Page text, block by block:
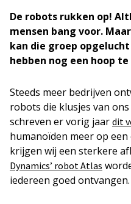
De robots rukken op!
mensen bang voor.
kan die groep
hebben nog een hoop
Steeds meer bedrijven
robots die klusjes van
schreven er vorig jaar dit
humanoïden meer op
krijgen wij een sterkere
Dynamics’ robot Atlas
iedereen goed ontvangen.